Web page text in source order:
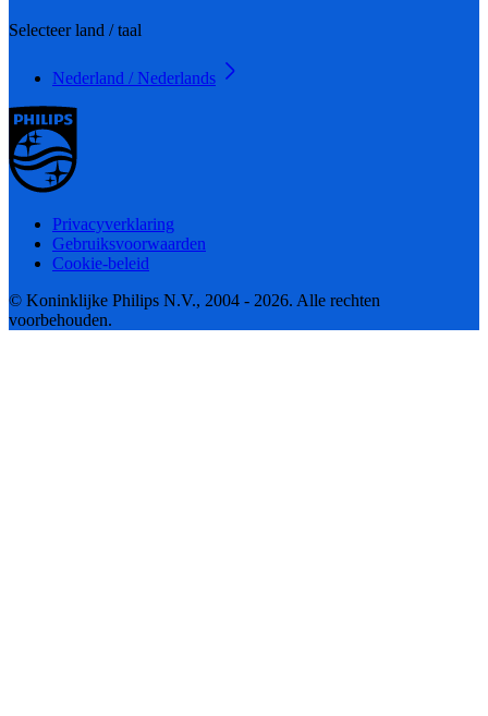
Selecteer land / taal
Nederland / Nederlands
Privacyverklaring
Gebruiksvoorwaarden
Cookie-beleid
© Koninklijke Philips N.V., 2004 - 2026. Alle rechten
voorbehouden.